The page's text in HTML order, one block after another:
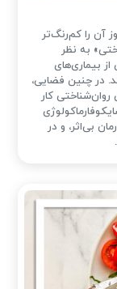
آن را کم‌رنگ‌تر
به نظر
بیماری‌های
در چنین فضایی،
کار
بی‌اثر، و در